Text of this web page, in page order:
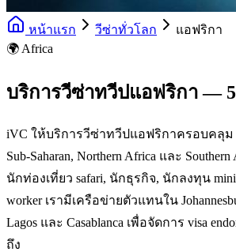
หน้าแรก วีซ่าทั่วโลก
แอฟริกา
🌍 Africa
บริการวีซ่าทวีปแอฟริกา —
iVC ให้บริการวีซ่าทวีปแอฟริกาครอบคลุม
Sub-Saharan, Northern Africa และ
นักท่องเที่ยว safari, นักธุรกิจ, นักลงทุน
worker เรามีเครือข่ายตัวแทนใน
Lagos และ Casablanca เพื่อจัดการ visa
ถึง